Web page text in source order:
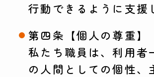
行動できるように支援
第四条【個人の尊重】
私たち職員は、利用者
の人間としての個性、